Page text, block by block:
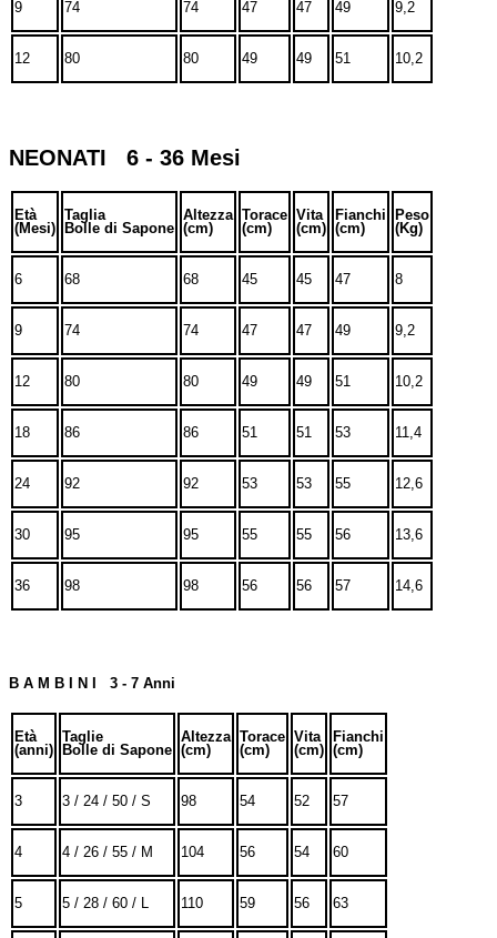
9 74 74 47 47 49 9,2
12 80 80 49 49 51 10,2
NEONATI 6 - 36 Mesi
Età
(Mesi)
Taglia
Bolle di Sapone
Altezza
(cm)
Torace
(cm)
Vita
(cm)
Fianchi
(cm)
Peso
(Kg)
6 68 68 45 45 47 8
9 74 74 47 47 49 9,2
12 80 80 49 49 51 10,2
18 86 86 51 51 53 11,4
24 92 92 53 53 55 12,6
30 95 95 55 55 56 13,6
36 98 98 56 56 57 14,6
B A M B I N I 3 - 7 Anni
Età
(anni)
Taglie
Bolle di Sapone
Altezza
(cm)
Torace
(cm)
Vita
(cm)
Fianchi
(cm)
3 3 / 24 / 50 / S 98 54 52 57
4 4 / 26 / 55 / M 104 56 54 60
5 5 / 28 / 60 / L 110 59 56 63